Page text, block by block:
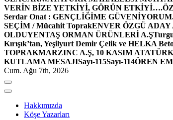
VERİN BİZE YETKİYİ, GÖRÜN ETKİYİ….
Serdar Onat : GENÇLİĞİME
SEÇİM / Mücahit ToprakENVER ÖZGÜ
OLDUYENTAŞ ORMAN ÜRÜNLERİ A.Ş
Kırışık’tan, Yeşilyurt Demir Çelik ve HELKA
TOPRAKMARZINC A.Ş, 10 KASIM
KUTLAMA MESAJISayı-115Sayı-114ÖREN
Cum. Ağu 7th, 2026
Hakkımızda
Köşe Yazarları